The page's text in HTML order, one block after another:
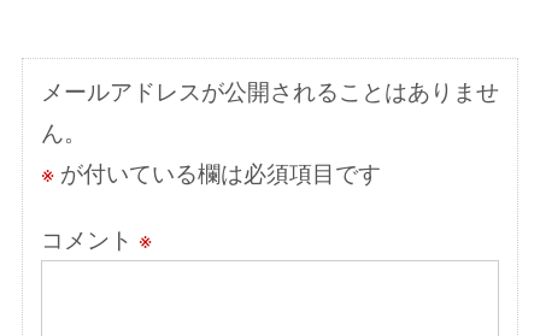
シ
ョ
ン
メールアドレスが公開されることはありませ
ん。
※が付いている欄は必須項目です
コメント ※